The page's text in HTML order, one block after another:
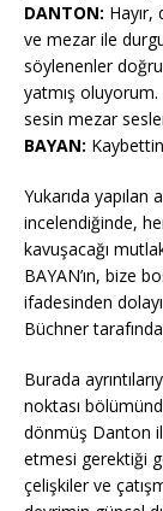
DANTON:
ve mezar ile
söylenenler
yatmış oluyorum.
sesin mezar
BAYAN:
Yukarıda yapılan
incelendiğinde,
kavuşacağı
BAYAN’ın, bize
ifadesinden
Büchner
Burada
noktası
dönmüş Danton
etmesi gerektiği
çelişkiler ve